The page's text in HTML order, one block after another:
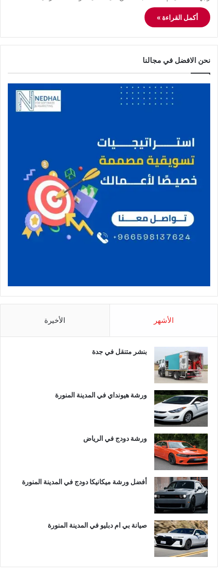
أكمل القراءة »
نحن الافضل في مجالنا
الأشهر الأخيرة
بنشر متنقل في جدة
ورشة هيونداي في المدينة المنورة
ورشة دودج في الرياض
أفضل ورشة ميكانيكا دودج في المدينة المنورة
صيانة بي ام دبليو في المدينة المنورة